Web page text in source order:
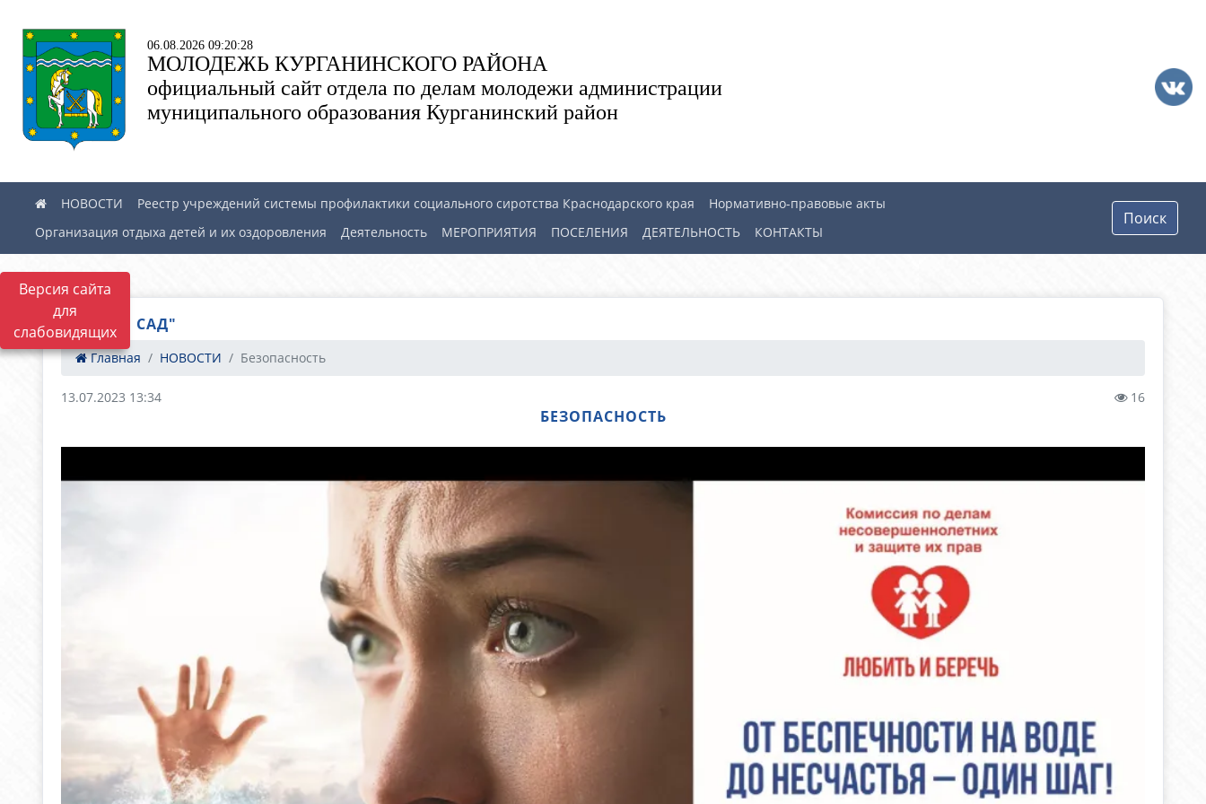
Версия сайта
для
слабовидящих
06.08.2026 09:20:28
МОЛОДЕЖЬ КУРГАНИНСКОГО РАЙОНА
официальный сайт отдела по делам молодежи администрации
муниципального образования Курганинский район
НОВОСТИ Реестр учреждений системы профилактики социального сиротства Краснодарского края
Нормативно-правовые акты
Организация отдыха детей и их оздоровления
Деятельность МЕРОПРИЯТИЯ ПОСЕЛЕНИЯ ДЕЯТЕЛЬНОСТЬ КОНТАКТЫ
Поиск
"БАБИЕВ САД"
Главная НОВОСТИ Безопасность
13.07.2023 13:34 16
БЕЗОПАСНОСТЬ